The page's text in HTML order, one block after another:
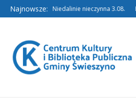
Przejdź do treści
Najnowsze:Filia w Niedalinie nieczynna 3.08.